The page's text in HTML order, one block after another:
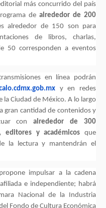
más concurrido del país
de alrededor de 200
alrededor de 150 son para
de libros, charlas,
50 corresponden a eventos
en línea podrán
mx y en redes
la Ciudad de México. A lo largo
gran cantidad de contenidos y
con
alrededor de 300
editores y académicos
que
la lectura y mantendrán el
impulsar a la cadena
e independiente; habrá
Nacional de la Industria
Fondo de Cultura Económica